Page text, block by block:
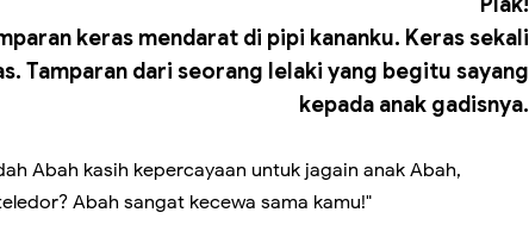
keras mendarat di pipi kananku. Keras sekali
Tamparan dari seorang lelaki yang begitu sayang
kepada anak gadisnya.
Abah kasih kepercayaan untuk jagain anak Abah,
Abah sangat kecewa sama kamu!"